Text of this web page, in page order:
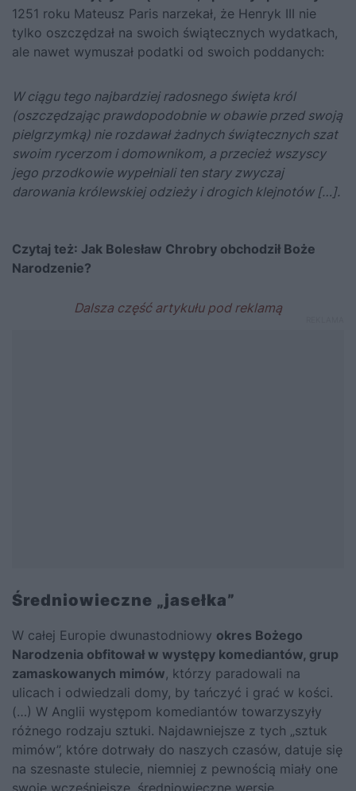
1251 roku Mateusz Paris narzekał, że Henryk III nie
tylko oszczędzał na swoich świątecznych wydatkach,
ale nawet wymuszał podatki od swoich poddanych:
W ciągu tego najbardziej radosnego święta król
(oszczędzając prawdopodobnie w obawie przed swoją
pielgrzymką) nie rozdawał żadnych świątecznych szat
swoim rycerzom i domownikom, a przecież wszyscy
jego przodkowie wypełniali ten stary zwyczaj
darowania królewskiej odzieży i drogich klejnotów […].
Czytaj też: Jak Bolesław Chrobry obchodził Boże
Narodzenie?
Średniowieczne „jasełka”
W całej Europie dwunastodniowy okres Bożego
Narodzenia obfitował w występy komediantów, grup
zamaskowanych mimów, którzy paradowali na
ulicach i odwiedzali domy, by tańczyć i grać w kości.
(…) W Anglii występom komediantów towarzyszyły
różnego rodzaju sztuki. Najdawniejsze z tych „sztuk
mimów”, które dotrwały do naszych czasów, datuje się
na szesnaste stulecie, niemniej z pewnością miały one